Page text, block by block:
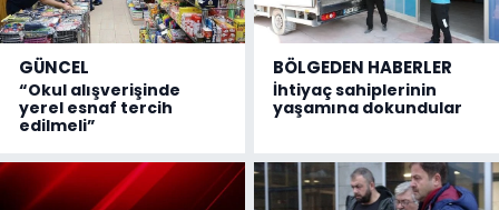
GÜNCEL
“Okul alışverişinde
yerel esnaf tercih
edilmeli”
BÖLGEDEN HABERLER
İhtiyaç sahiplerinin
yaşamına dokundular